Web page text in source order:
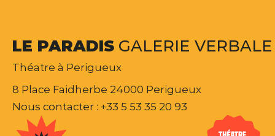
LE PARADIS GALERIE VERBALE
Théatre à Perigueux
8 Place Faidherbe 24000 Perigueux
Nous contacter : +33 5 53 35 20 93